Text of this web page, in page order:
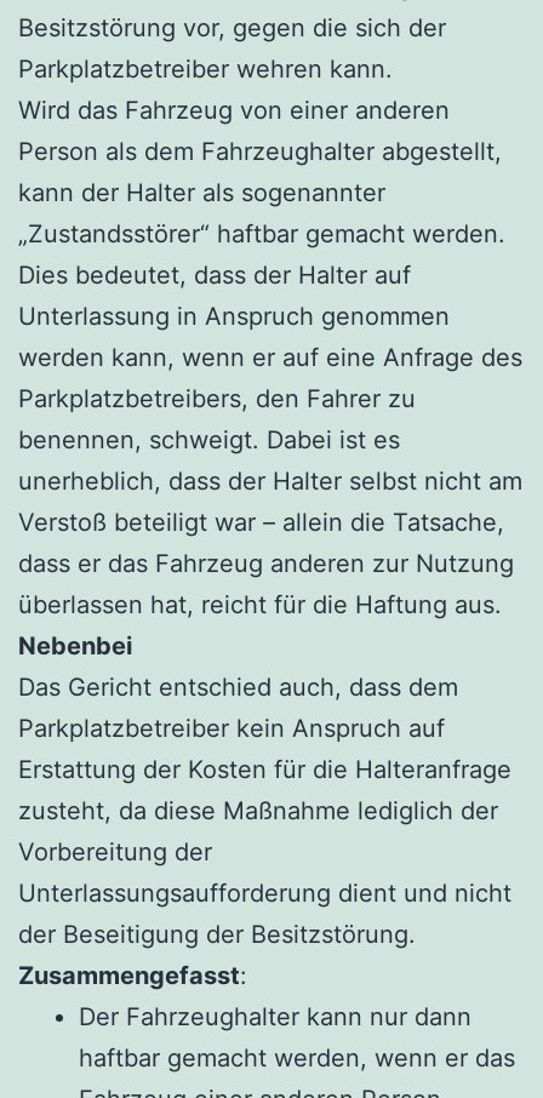
Besitzstörung vor, gegen die sich der
Parkplatzbetreiber wehren kann.
Wird das Fahrzeug von einer anderen
Person als dem Fahrzeughalter abgestellt,
kann der Halter als sogenannter
„Zustandsstörer“ haftbar gemacht werden.
Dies bedeutet, dass der Halter auf
Unterlassung in Anspruch genommen
werden kann, wenn er auf eine Anfrage des
Parkplatzbetreibers, den Fahrer zu
benennen, schweigt. Dabei ist es
unerheblich, dass der Halter selbst nicht am
Verstoß beteiligt war – allein die Tatsache,
dass er das Fahrzeug anderen zur Nutzung
überlassen hat, reicht für die Haftung aus.
Nebenbei
Das Gericht entschied auch, dass dem
Parkplatzbetreiber kein Anspruch auf
Erstattung der Kosten für die Halteranfrage
zusteht, da diese Maßnahme lediglich der
Vorbereitung der
Unterlassungsaufforderung dient und nicht
der Beseitigung der Besitzstörung.
Zusammengefasst:
Der Fahrzeughalter kann nur dann
haftbar gemacht werden, wenn er das